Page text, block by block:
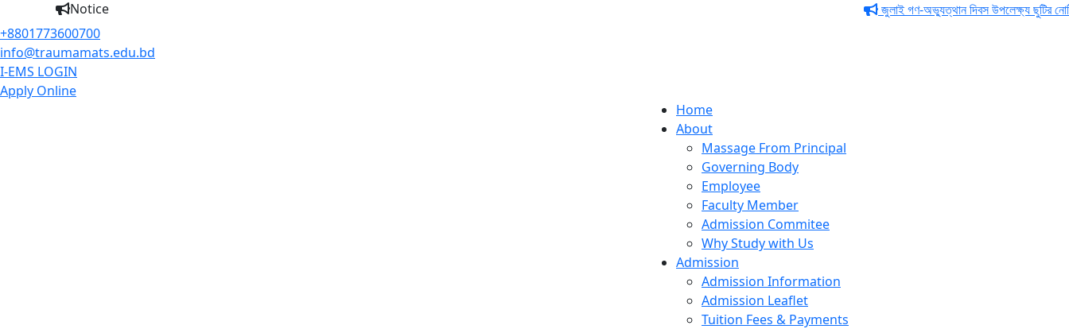
Notice জুলাই গণ-অভ্যুত্থান দিবস উপলেক্ষ্য ছুটির নোটিশ
+8801773600700
info@traumamats.edu.bd
I-EMS LOGIN
Apply Online
Home
About
Massage From Principal
Governing Body
Employee
Faculty Member
Admission Commitee
Why Study with Us
Admission
Admission Information
Admission Leaflet
Tuition Fees & Payments